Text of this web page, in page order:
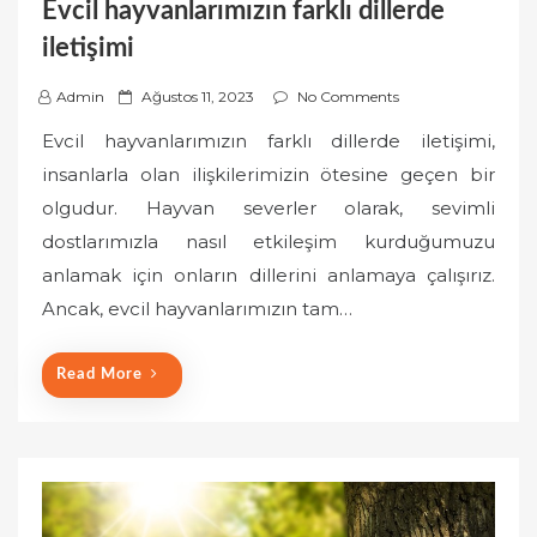
Evcil hayvanlarımızın farklı dillerde
iletişimi
Admin
P
s
d
o
Ağustos 11, 2023 No Comments
Evcil hayvanlarımızın farklı dillerde iletişimi,
insanlarla olan ilişkilerimizin ötesine geçen bir
olgudur. Hayvan severler olarak, sevimli
dostlarımızla nasıl etkileşim kurduğumuzu
anlamak için onların dillerini anlamaya çalışırız.
Ancak, evcil hayvanlarımızın tam…
Read More